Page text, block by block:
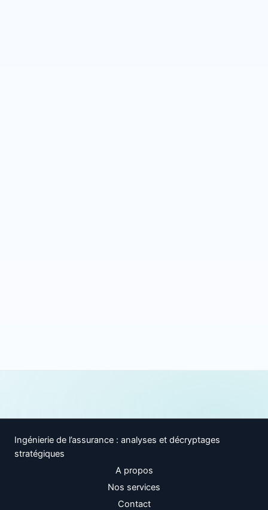
Ingénierie de l’assurance : analyses et décryptages
stratégiques
A propos
Nos services
Contact